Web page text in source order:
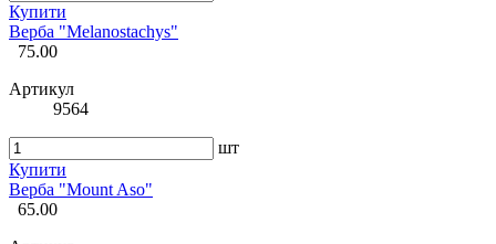
Купити
Верба "Melanostachys"
75.00
Артикул
9564
шт
Купити
Верба "Mount Aso"
65.00